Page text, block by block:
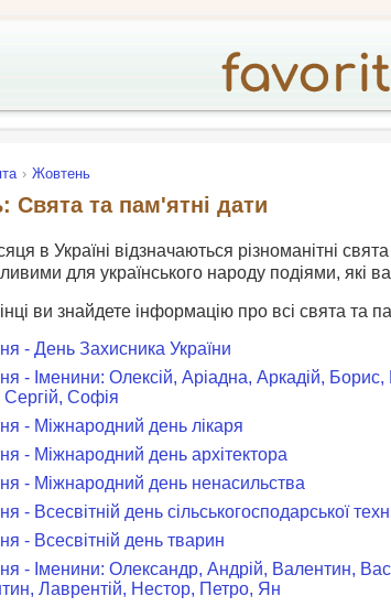
Жовтень
Свята та пам'ятні дати
в Україні відзначаються різноманітні
для українського народу подіями, які
ви знайдете інформацію про всі свята та
- День Захисника України
- Іменини: Олексій, Аріадна, Аркадій,
Сергій, Софія
- Міжнародний день лікаря
- Міжнародний день архітектора
- Міжнародний день ненасильства
- Всесвітній день сільськогосподарської
- Всесвітній день тварин
- Іменини: Олександр, Андрій, Валентин,
Лаврентій, Нестор, Петро, Ян